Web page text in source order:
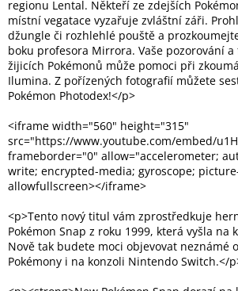
A
CARTRIDGE
OEM
Sestavy
počítačů
Inpraise
systémy
MILESIGHT
Doprodej
regionu Lental. Někteří ze zdejších
místní vegatace vyzařuje zvláštní záři.
džungle či rozhlehlé pouště a
boku profesora Mirrora. Vaše pozorování
žijicích Pokémonů může pomoci při
Ilumina. Z pořízených fotografií můžete
Pokémon Photodex!</p>
<iframe width="560" height="315"
src="https://www.youtube.com/embed/
frameborder="0" allow="accelerometer;
write; encrypted-media; gyroscope;
allowfullscreen></iframe>
<p>Tento nový titul vám zprostředkuje
Pokémon Snap z roku 1999, která vyšla na
Nově tak budete moci objevovat neznámé
Pokémony i na konzoli Nintendo Switch.</